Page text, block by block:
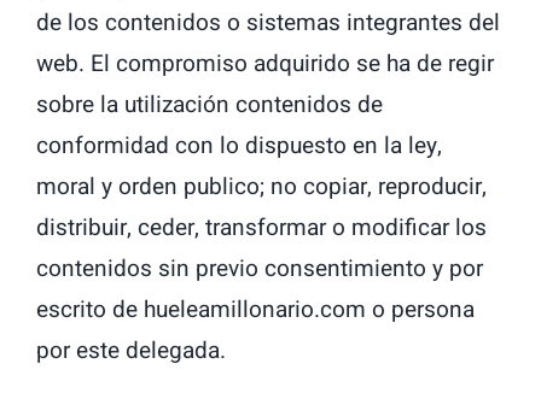
de los contenidos o sistemas integrantes del
web. El compromiso adquirido se ha de regir
sobre la utilización contenidos de
conformidad con lo dispuesto en la ley,
moral y orden publico; no copiar, reproducir,
distribuir, ceder, transformar o modificar los
contenidos sin previo consentimiento y por
escrito de hueleamillonario.com o persona
por este delegada.